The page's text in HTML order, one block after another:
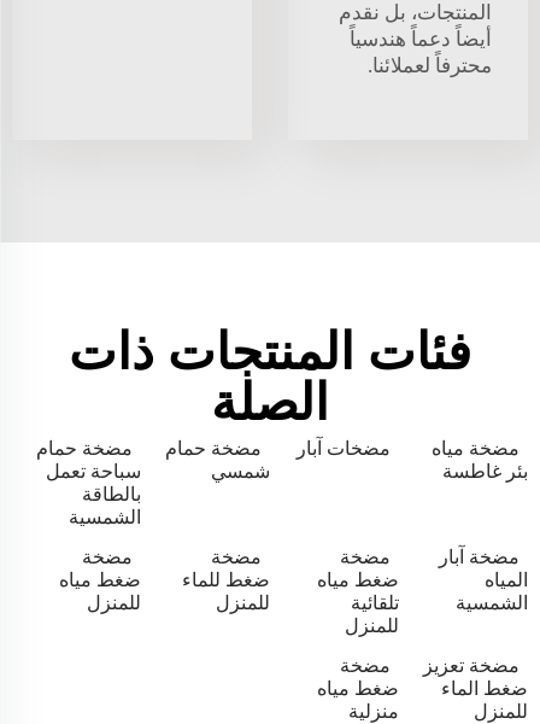
المنتجات، بل نقدم
أيضاً دعماً هندسياً
محترفاً لعملائنا.
فئات المنتجات ذات
الصلة
مضخة مياه
بئر غاطسة
مضخات آبار
مضخة حمام
شمسي
مضخة حمام
سباحة تعمل
بالطاقة
الشمسية
مضخة آبار
المياه
الشمسية
مضخة
ضغط مياه
تلقائية
للمنزل
مضخة
ضغط للماء
للمنزل
مضخة
ضغط مياه
للمنزل
مضخة تعزيز
ضغط الماء
للمنزل
مضخة
ضغط مياه
منزلية